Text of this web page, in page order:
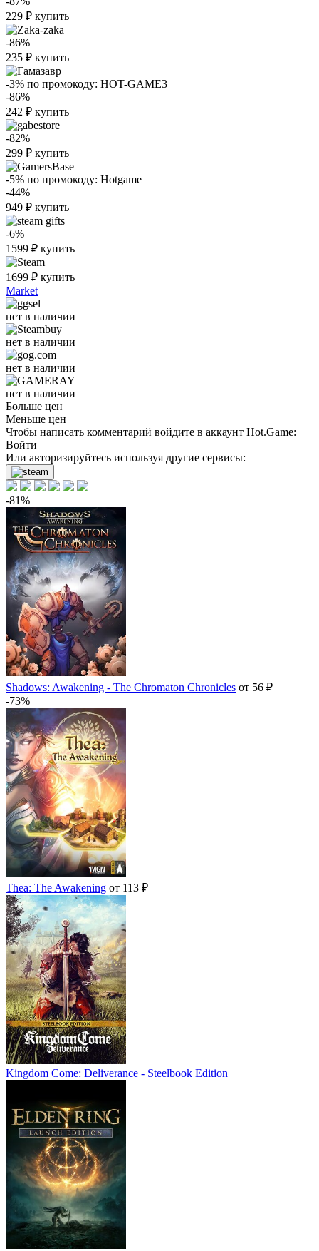
229 ₽ купить
-86%
235 ₽ купить
-3% по промокоду: HOT-GAME3
-86%
242 ₽ купить
-82%
299 ₽ купить
-5% по промокоду: Hotgame
-44%
949 ₽ купить
-6%
1599 ₽ купить
1699 ₽ купить
Market
нет в наличии
нет в наличии
нет в наличии
нет в наличии
Больше цен
Меньше цен
Чтобы написать комментарий войдите в аккаунт Hot.Game:
Войти
Или авторизируйтесь используя другие сервисы:
-81%
Shadows: Awakening - The Chromaton Chronicles от 56 ₽
-73%
Thea: The Awakening от 113 ₽
Kingdom Come: Deliverance - Steelbook Edition